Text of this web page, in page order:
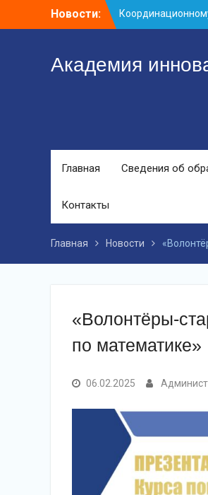
Новости:
Заседание
Академия
Главная Сведения об
Контакты
Главная Новости
«Волонтёры-
по математике»
06.02.2025